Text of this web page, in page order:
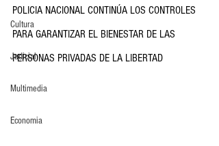
Cultura
Judicial
Multimedia
Economia
POLICIA NACIONAL CONTINÚA LOS CONTROLES
PARA GARANTIZAR EL BIENESTAR DE LAS
PERSONAS PRIVADAS DE LA LIBERTAD